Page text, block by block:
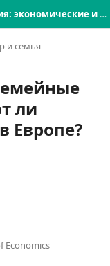
Мониторинг общественного мнения: экономические и социальные перемены
и семья
ли
Европе?
Economics